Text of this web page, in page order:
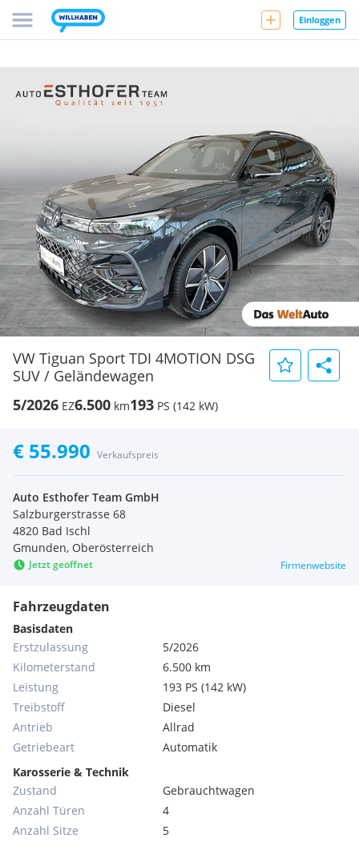
Einloggen
VW Tiguan Sport TDI 4MOTION DSG
SUV / Geländewagen
5/2026 EZ6.500 km193 PS (142 kW)
€ 55.990 Verkaufspreis
Auto Esthofer Team GmbH
Salzburgerstrasse 68
4820 Bad Ischl
Gmunden, Oberösterreich
Jetzt geöffnet Firmenwebsite
Fahrzeugdaten
Basisdaten
Erstzulassung
5/2026
Kilometerstand
6.500 km
Leistung
193 PS (142 kW)
Treibstoff
Diesel
Antrieb
Allrad
Getriebeart
Automatik
Karosserie & Technik
Zustand
Gebrauchtwagen
Anzahl Türen
4
Anzahl Sitze
5